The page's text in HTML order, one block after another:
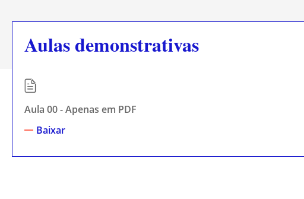
Aulas demonstrativas
Aula 00 - Apenas em PDF
Baixar